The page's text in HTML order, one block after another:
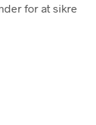
for at sikre